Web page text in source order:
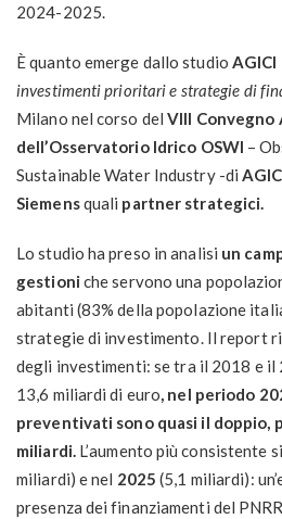
2024-2025.
È quanto emerge dallo studio AGICI
investimenti prioritari e strategie di
Milano nel corso delVIII Convegno
dell’Osservatorio Idrico OSWI –
Sustainable Water Industry -di
Siemensquali partner strategici.
Lo studio ha preso in analisi un
gestioni che servono una
abitanti (83% della popolazione
strategie di investimento. Il report
degli investimenti: se tra il 2018 e il
13,6 miliardi di euro, nel periodo
preventivati sono quasi il doppio,
miliardi. L’aumento più consistente
miliardi) e nel 2025 (5,1 miliardi):
presenza dei finanziamenti del